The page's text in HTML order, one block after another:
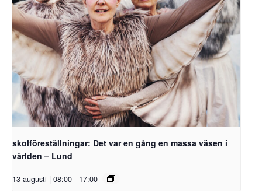
skolföreställningar: Det var en gång en massa väsen i
världen – Lund
13 augusti | 08:00 - 17:00